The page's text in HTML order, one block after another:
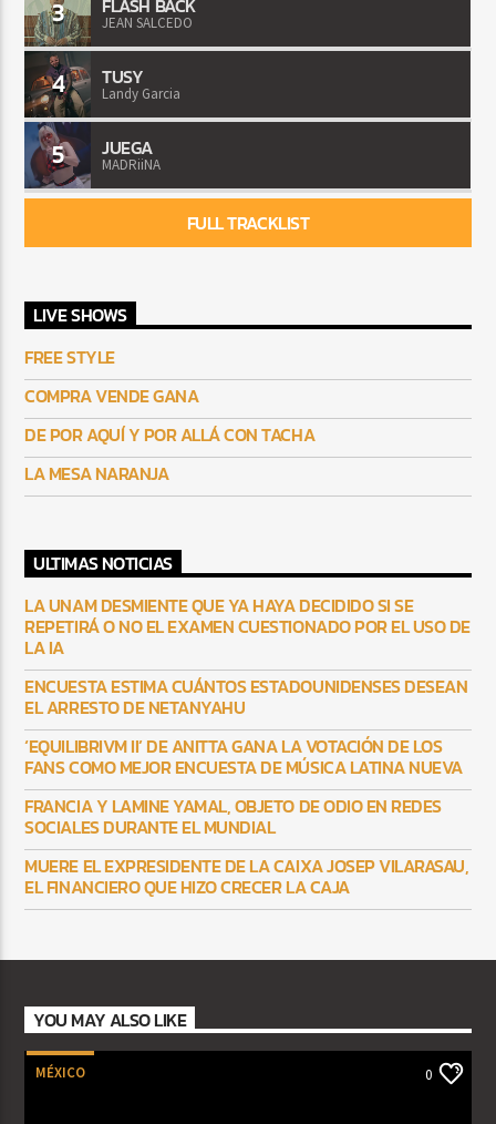
3 FLASH BACK
JEAN SALCEDO
4 TUSY
Landy Garcia
5 JUEGA
MADRiiNA
FULL TRACKLIST
LIVE SHOWS
FREE STYLE
COMPRA VENDE GANA
DE POR AQUÍ Y POR ALLÁ CON TACHA
LA MESA NARANJA
ULTIMAS NOTICIAS
LA UNAM DESMIENTE QUE YA HAYA DECIDIDO SI SE
REPETIRÁ O NO EL EXAMEN CUESTIONADO POR EL USO DE
LA IA
ENCUESTA ESTIMA CUÁNTOS ESTADOUNIDENSES DESEAN
EL ARRESTO DE NETANYAHU
‘EQUILIBRIVM II’ DE ANITTA GANA LA VOTACIÓN DE LOS
FANS COMO MEJOR ENCUESTA DE MÚSICA LATINA NUEVA
FRANCIA Y LAMINE YAMAL, OBJETO DE ODIO EN REDES
SOCIALES DURANTE EL MUNDIAL
MUERE EL EXPRESIDENTE DE LA CAIXA JOSEP VILARASAU,
EL FINANCIERO QUE HIZO CRECER LA CAJA
YOU MAY ALSO LIKE
MÉXICO 0